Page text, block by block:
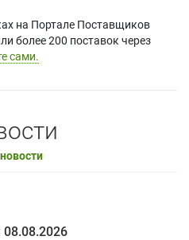
PT-
FDZ97C
на Портале Поставщиков
более 200 поставок через
сами.